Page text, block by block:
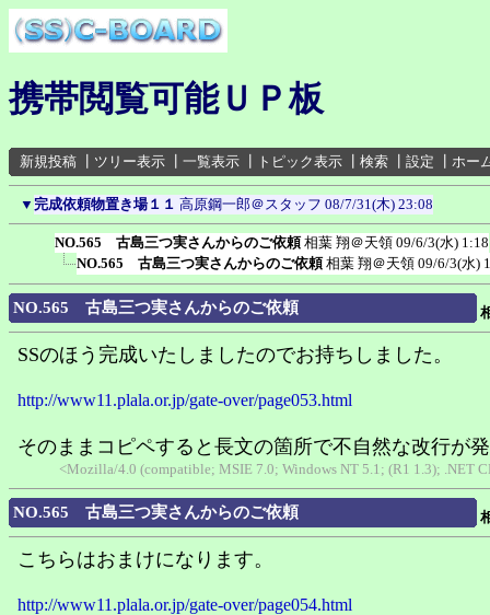
携帯閲覧可能ＵＰ板
新規投稿 ツリー表示 一覧表示 トピック表示 検索 設定 ホー
▼ 完成依頼物置き場１１ 高原鋼一郎＠スタッフ 08/7/31(木) 23:08
NO.565 古島三つ実さんからのご依頼 相葉 翔＠天領 09/6/3(水) 1:18
NO.565 古島三つ実さんからのご依頼 相葉 翔＠天領 09/6/3(水)
NO.565 古島三つ実さんからのご依頼
SSのほう完成いたしましたのでお持ちしました。
http://www11.plala.or.jp/gate-over/page053.html
そのままコピペすると長文の箇所で不自然な改行が
<Mozilla/4.0 (compatible; MSIE 7.0; Windows NT 5.1; (R1 1.3); .NET
NO.565 古島三つ実さんからのご依頼
こちらはおまけになります。
http://www11.plala.or.jp/gate-over/page054.html